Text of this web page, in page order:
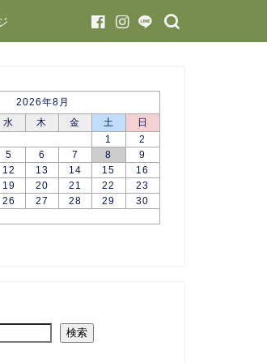
2026年8月
水 木 金 土
日
1
2
5 6 7 8
9
12 13 14 15
16
19 20 21 22
23
26 27 28 29
30
検索